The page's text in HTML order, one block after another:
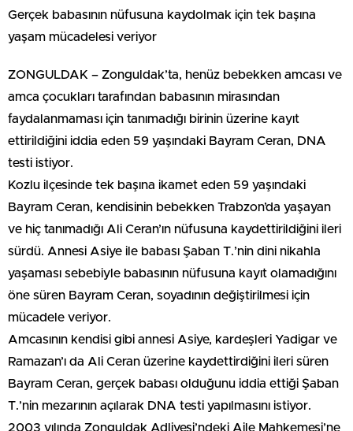
Gerçek babasının nüfusuna kaydolmak için tek başına
yaşam mücadelesi veriyor
ZONGULDAK – Zonguldak’ta, henüz bebekken amcası ve
amca çocukları tarafından babasının mirasından
faydalanmaması için tanımadığı birinin üzerine kayıt
ettirildiğini iddia eden 59 yaşındaki Bayram Ceran, DNA
testi istiyor.
Kozlu ilçesinde tek başına ikamet eden 59 yaşındaki
Bayram Ceran, kendisinin bebekken Trabzon’da yaşayan
ve hiç tanımadığı Ali Ceran’ın nüfusuna kaydettirildiğini ileri
sürdü. Annesi Asiye ile babası Şaban T.’nin dini nikahla
yaşaması sebebiyle babasının nüfusuna kayıt olamadığını
öne süren Bayram Ceran, soyadının değiştirilmesi için
mücadele veriyor.
Amcasının kendisi gibi annesi Asiye, kardeşleri Yadigar ve
Ramazan’ı da Ali Ceran üzerine kaydettirdiğini ileri süren
Bayram Ceran, gerçek babası olduğunu iddia ettiği Şaban
T.’nin mezarının açılarak DNA testi yapılmasını istiyor.
2003 yılında Zonguldak Adliyesi’ndeki Aile Mahkemesi’ne